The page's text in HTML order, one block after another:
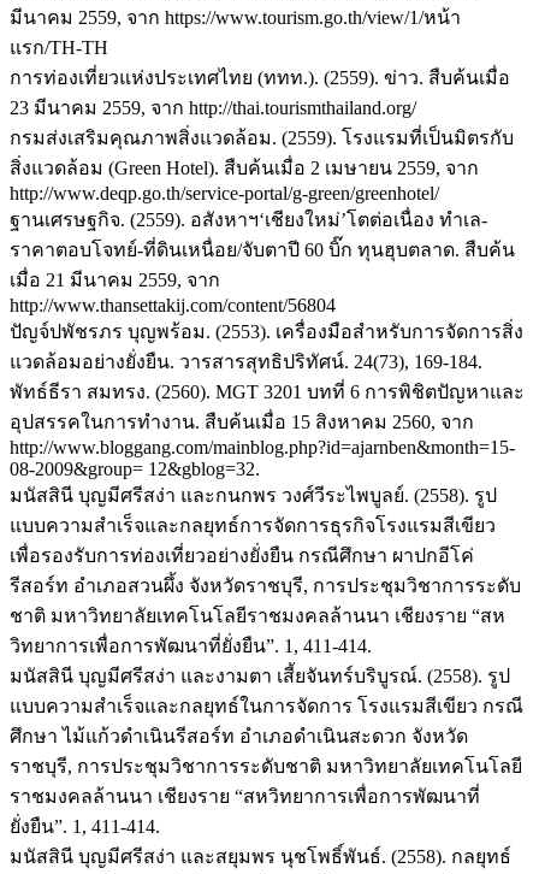
มีนาคม 2559, จาก https://www.tourism.go.th/view/1/หน้า
แรก/TH-TH
การท่องเที่ยวแห่งประเทศไทย (ททท.). (2559). ข่าว. สืบค้นเมื่อ
23 มีนาคม 2559, จาก http://thai.tourismthailand.org/
กรมส่งเสริมคุณภาพสิ่งแวดล้อม. (2559). โรงแรมที่เป็นมิตรกับ
สิ่งแวดล้อม (Green Hotel). สืบค้นเมื่อ 2 เมษายน 2559, จาก
http://www.deqp.go.th/service-portal/g-green/greenhotel/
ฐานเศรษฐกิจ. (2559). อสังหาฯ‘เชียงใหม่’โตต่อเนื่อง ทำเล-
ราคาตอบโจทย์-ที่ดินเหนื่อย/จับตาปี 60 บิ๊ก ทุนฮุบตลาด. สืบค้น
เมื่อ 21 มีนาคม 2559, จาก
http://www.thansettakij.com/content/56804
ปัญจ์ปพัชรภร บุญพร้อม. (2553). เครื่องมือสำหรับการจัดการสิ่ง
แวดล้อมอย่างยั่งยืน. วารสารสุทธิปริทัศน์. 24(73), 169-184.
พัทธ์ธีรา สมทรง. (2560). MGT 3201 บทที่ 6 การพิชิตปัญหาและ
อุปสรรคในการทำงาน. สืบค้นเมื่อ 15 สิงหาคม 2560, จาก
http://www.bloggang.com/mainblog.php?id=ajarnben&month=15-
08-2009&group= 12&gblog=32.
มนัสสินี บุญมีศรีสง่า และกนกพร วงศ์วีระไพบูลย์. (2558). รูป
แบบความสำเร็จและกลยุทธ์การจัดการธุรกิจโรงแรมสีเขียว
เพื่อรองรับการท่องเที่ยวอย่างยั่งยืน กรณีศึกษา ผาปกอีโค่
รีสอร์ท อำเภอสวนผึ้ง จังหวัดราชบุรี, การประชุมวิชาการระดับ
ชาติ มหาวิทยาลัยเทคโนโลยีราชมงคลล้านนา เชียงราย “สห
วิทยาการเพื่อการพัฒนาที่ยั่งยืน”. 1, 411-414.
มนัสสินี บุญมีศรีสง่า และงามตา เสี้ยจันทร์บริบูรณ์. (2558). รูป
แบบความสำเร็จและกลยุทธ์ในการจัดการ โรงแรมสีเขียว กรณี
ศึกษา ไม้แก้วดำเนินรีสอร์ท อำเภอดำเนินสะดวก จังหวัด
ราชบุรี, การประชุมวิชาการระดับชาติ มหาวิทยาลัยเทคโนโลยี
ราชมงคลล้านนา เชียงราย “สหวิทยาการเพื่อการพัฒนาที่
ยั่งยืน”. 1, 411-414.
มนัสสินี บุญมีศรีสง่า และสยุมพร นุชโพธิ์พันธ์. (2558). กลยุทธ์